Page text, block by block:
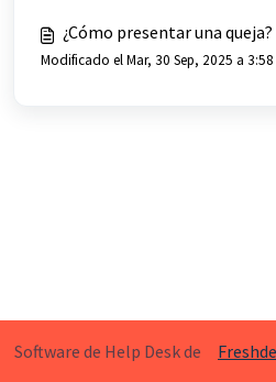
¿Cómo presentar una queja?
Modificado el Mar, 30 Sep, 2025 a 3:58
Software de Help Desk de